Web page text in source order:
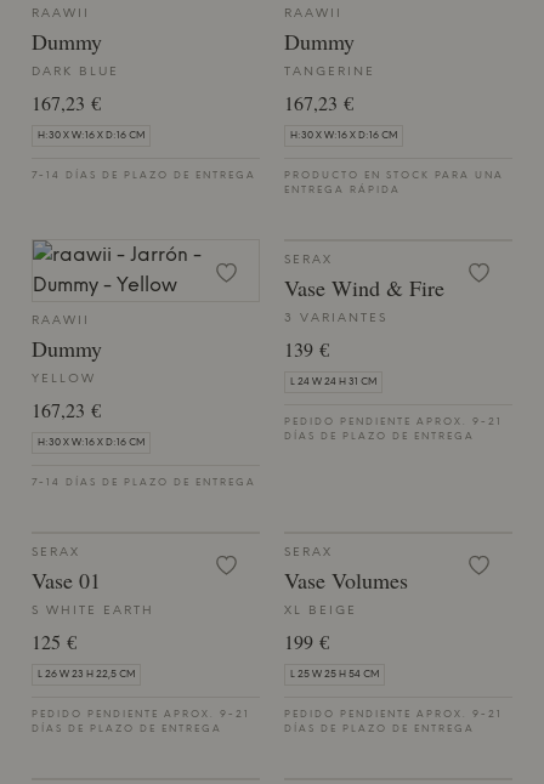
RAAWII
Dummy
DARK BLUE
167,23 €
H:30 X W:16 X D:16 CM
7-14 DÍAS DE PLAZO DE ENTREGA
RAAWII
Dummy
TANGERINE
167,23 €
H:30 X W:16 X D:16 CM
PRODUCTO EN STOCK PARA UNA
ENTREGA RÁPIDA
RAAWII
Dummy
YELLOW
167,23 €
H:30 X W:16 X D:16 CM
7-14 DÍAS DE PLAZO DE ENTREGA
SERAX
Vase Wind & Fire
3 VARIANTES
139 €
L 24 W 24 H 31 CM
PEDIDO PENDIENTE APROX. 9-21
DÍAS DE PLAZO DE ENTREGA
SERAX
Vase 01
S WHITE EARTH
125 €
L 26 W 23 H 22,5 CM
PEDIDO PENDIENTE APROX. 9-21
DÍAS DE PLAZO DE ENTREGA
SERAX
Vase Volumes
XL BEIGE
199 €
L 25 W 25 H 54 CM
PEDIDO PENDIENTE APROX. 9-21
DÍAS DE PLAZO DE ENTREGA